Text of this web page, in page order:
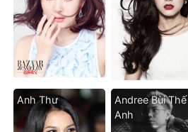
Anh Thư
Andree Bùi Thế
Anh